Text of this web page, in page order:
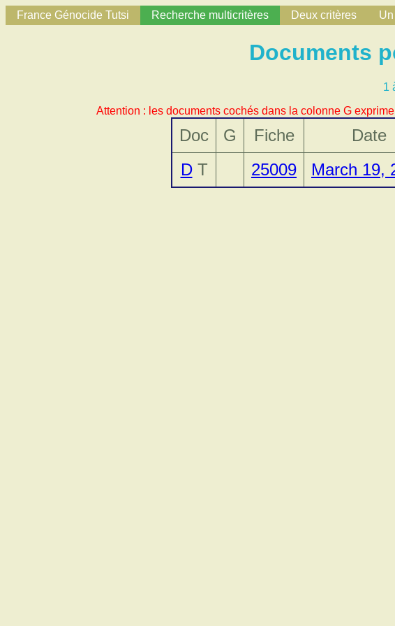
France Génocide Tutsi Recherche multicritères Deux critères
Documents
1
Attention : les documents cochés dans la colonne G
Doc G Fiche Date
DT 25009 March 19,